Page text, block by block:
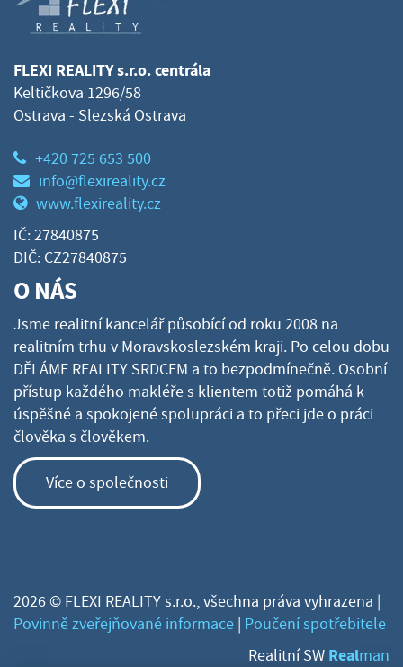
FLEXI REALITY s.r.o. centrála
Keltičkova 1296/58
Ostrava - Slezská Ostrava
+420 725 653 500
info@flexireality.cz
www.flexireality.cz
IČ: 27840875
DIČ: CZ27840875
O NÁS
Jsme realitní kancelář působící od roku 2008 na
realitním trhu v Moravskoslezském kraji. Po celou dobu
DĚLÁME REALITY SRDCEM a to bezpodmínečně. Osobní
přístup každého makléře s klientem totiž pomáhá k
úspěšné a spokojené spolupráci a to přeci jde o práci
člověka s člověkem.
Více o společnosti
2026 © FLEXI REALITY s.r.o., všechna práva vyhrazena |
Povinně zveřejňované informace | Poučení spotřebitele
Realitní SW Realman